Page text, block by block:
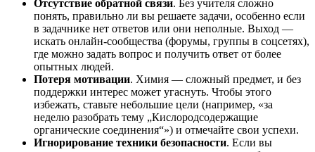
Отсутствие обратной связи. Без учителя сложно
понять, правильно ли вы решаете задачи, особенно если
в задачнике нет ответов или они неполные. Выход —
искать онлайн-сообщества (форумы, группы в соцсетях),
где можно задать вопрос и получить ответ от более
опытных людей.
Потеря мотивации. Химия — сложный предмет, и без
поддержки интерес может угаснуть. Чтобы этого
избежать, ставьте небольшие цели (например, «за
неделю разобрать тему „Кислородсодержащие
органические соединения“») и отмечайте свои успехи.
Игнорирование техники безопасности. Если вы